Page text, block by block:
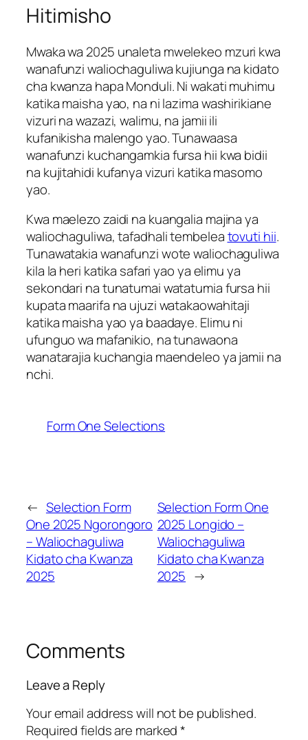
Hitimisho
Mwaka wa 2025 unaleta mwelekeo mzuri kwa
wanafunzi waliochaguliwa kujiunga na kidato
cha kwanza hapa Monduli. Ni wakati muhimu
katika maisha yao, na ni lazima washirikiane
vizuri na wazazi, walimu, na jamii ili
kufanikisha malengo yao. Tunawaasa
wanafunzi kuchangamkia fursa hii kwa bidii
na kujitahidi kufanya vizuri katika masomo
yao.
Kwa maelezo zaidi na kuangalia majina ya
waliochaguliwa, tafadhali tembeleatovuti hii.
Tunawatakia wanafunzi wote waliochaguliwa
kila la heri katika safari yao ya elimu ya
sekondari na tunatumai watatumia fursa hii
kupata maarifa na ujuzi watakaowahitaji
katika maisha yao ya baadaye. Elimu ni
ufunguo wa mafanikio, na tunawaona
wanatarajia kuchangia maendeleo ya jamii na
nchi.
Form One Selections
← Selection Form
One 2025 Ngorongoro
– Waliochaguliwa
Kidato cha Kwanza
2025
Selection Form One
2025 Longido –
Waliochaguliwa
Kidato cha Kwanza
2025 →
Comments
Leave a Reply
Your email address will not be published.
Required fields are marked*